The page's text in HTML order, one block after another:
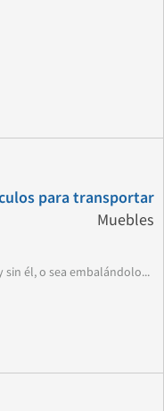
para transportar
Muebles
él, o sea embalándolo...